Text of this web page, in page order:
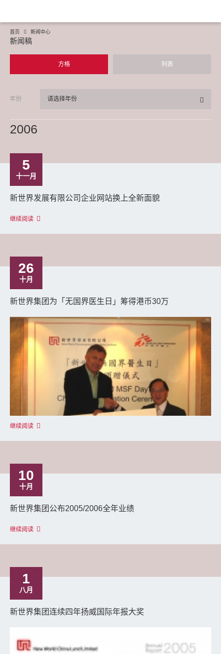
首页 新闻中心
新闻稿
方格 列表
年份 请选择年份
2006
5
十一月
新世界发展有限公司企业网站换上全新面貌
继续阅读
26
十月
新世界集团为「无国界医生日」筹得港币30万
继续阅读
10
十月
新世界集团公布2005/2006全年业绩
继续阅读
1
八月
新世界集团连续四年扬威国际年报大奖